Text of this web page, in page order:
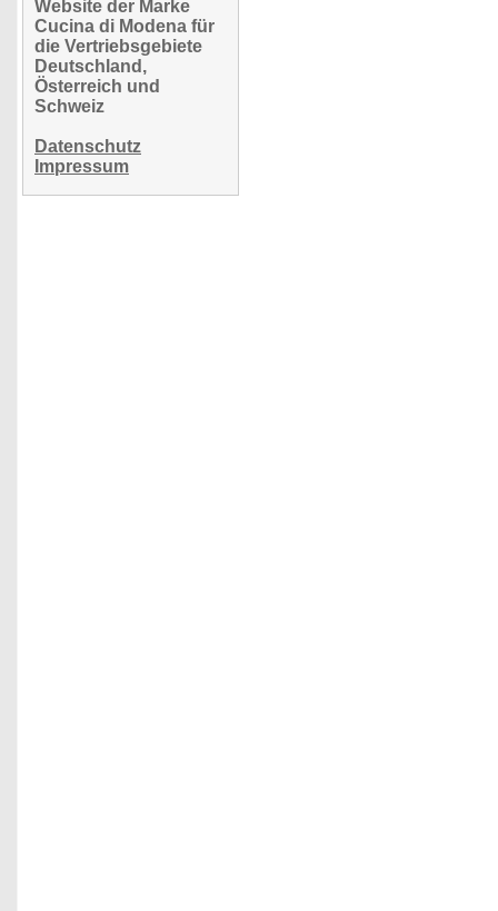
Website der Marke
Cucina di Modena für
die Vertriebsgebiete
Deutschland,
Österreich und
Schweiz
Datenschutz
Impressum